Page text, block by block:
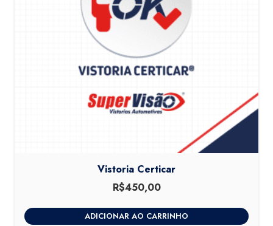
Vistoria Certicar
R$450,00
ADICIONAR AO CARRINHO